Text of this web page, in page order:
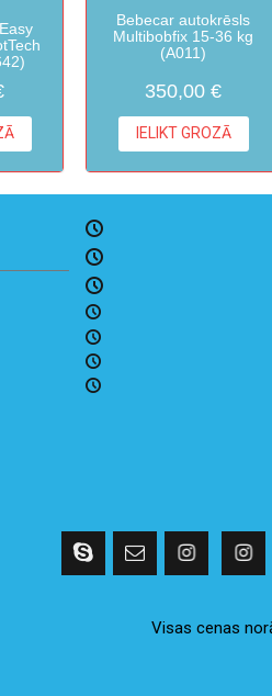
Bebecar autokrēsls
Multibobfix 15-36 kg
(A011)
350,00 €
IELIKT GROZĀ
Visas cenas